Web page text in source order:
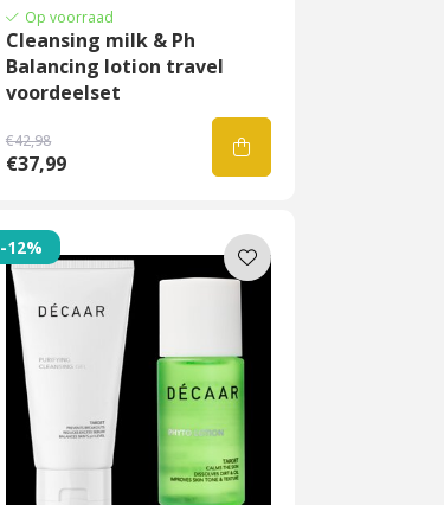
Op voorraad
Cleansing milk & Ph
Balancing lotion travel
voordeelset
€42,98
€37,99
-12%